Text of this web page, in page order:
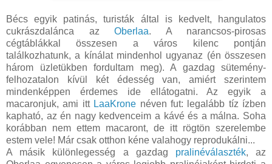
Bécs egyik patinás, turisták által is kedvelt, hangulatos
cukrászdalánca az Oberlaa. A narancsos-pirosas
cégtáblákkal összesen a város kilenc pontján
találkozhatunk, a kínálat mindenhol ugyanaz (én összesen
három üzletükben fordultam meg). A gazdag sütemény-
felhozatalon kívül két édesség van, amiért szerintem
mindenképpen érdemes ide ellátogatni. Az egyik a
macaronjuk, ami itt LaaKrone néven fut: legalább tíz ízben
kapható, az én nagy kedvenceim a kávé és a málna. Soha
korábban nem ettem macaront, de itt rögtön szerelembe
estem vele! Már csak otthon kéne valahogy reprodukálni...
A másik különlegesség a gazdag pralinéválaszték, az